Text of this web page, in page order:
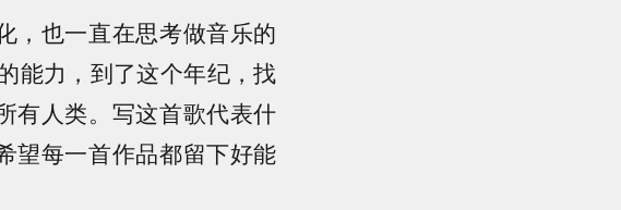
，也一直在思考做音乐的
能力，到了这个年纪，找
有人类。写这首歌代表什
望每一首作品都留下好能